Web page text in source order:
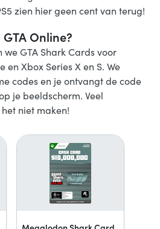
zien hier geen cent van terug!
Online?
GTA Shark Cards voor
en Xbox Series X en S. We
codes en je ontvangt de code
je beeldscherm. Veel
niet maken!